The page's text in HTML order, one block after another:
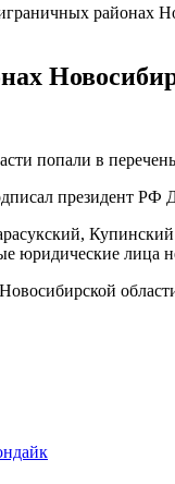
районах
попали в
президент
юридические лица